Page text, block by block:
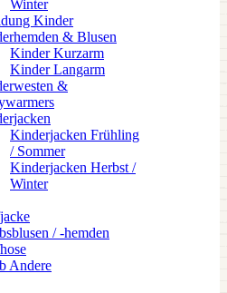
Winter
Kinder
& Blusen
Kinder Kurzarm
Kinder Langarm
&
Kinderjacken Frühling
/ Sommer
Kinderjacken Herbst /
Winter
/ -hemden
Andere